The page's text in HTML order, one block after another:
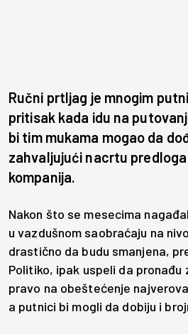
Ručni prtljag je mnogim
pritisak kada idu na
bi tim mukama mogao da
zahvaljujući nacrtu
kompanija.
Nakon što se mesecima
u vazdušnom saobraćaju na
drastično da budu smanjena,
Politiko, ipak uspeli da pronađu
pravo na obeštećenje
a putnici bi mogli da dobiju i